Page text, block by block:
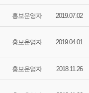
홍보운영자 2019.07.02
홍보운영자 2019.04.01
홍보운영자 2018.11.26